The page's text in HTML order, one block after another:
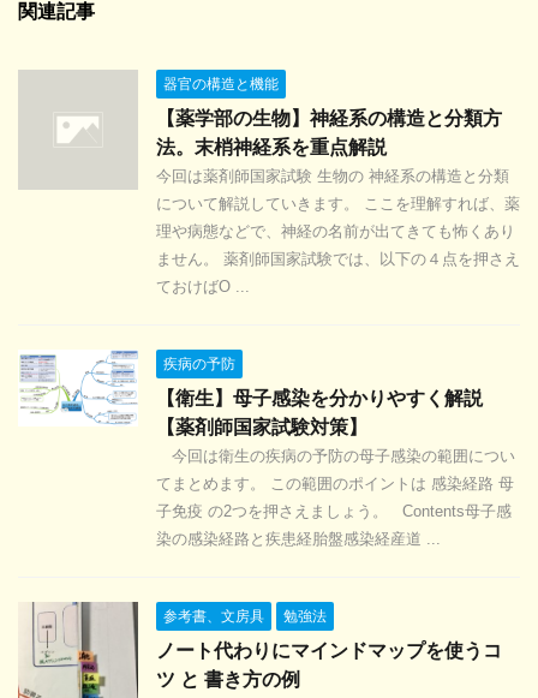
関連記事
器官の構造と機能
【薬学部の生物】神経系の構造と分類方
法。末梢神経系を重点解説
今回は薬剤師国家試験 生物の 神経系の構造と分類
について解説していきます。 ここを理解すれば、薬
理や病態などで、神経の名前が出てきても怖くあり
ません。 薬剤師国家試験では、以下の４点を押さえ
ておけばO ...
疾病の予防
【衛生】母子感染を分かりやすく解説
【薬剤師国家試験対策】
今回は衛生の疾病の予防の母子感染の範囲につい
てまとめます。 この範囲のポイントは 感染経路 母
子免疫 の2つを押さえましょう。 Contents母子感
染の感染経路と疾患経胎盤感染経産道 ...
参考書、文房具 勉強法
ノート代わりにマインドマップを使うコ
ツ と 書き方の例